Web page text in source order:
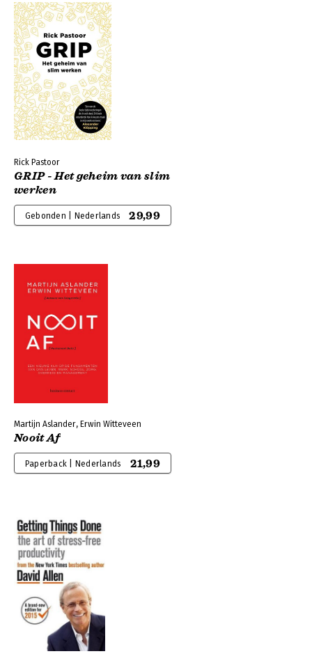
Rick Pastoor
GRIP - Het geheim van slim
werken
Gebonden | Nederlands 29,99
Martijn Aslander, Erwin Witteveen
Nooit Af
Paperback | Nederlands 21,99